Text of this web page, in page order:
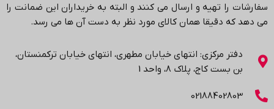
سفارشات را تهیه و ارسال می کنند و البته به خریداران این ضمانت را
می دهد که دقیقا همان کالای مورد نظر به دست آن ها می رسد.
دفتر مرکزی: انتهاي خیابان مطهری، انتهاي خیابان ترکمنستان،
بن بست کاج، پلاک ۸، واحد 1
02188402803